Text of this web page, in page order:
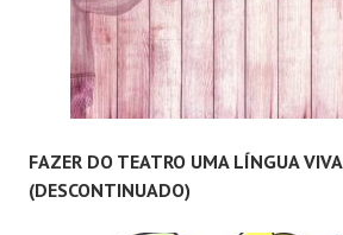
FAZER DO TEATRO UMA LÍNGUA VIVA
(DESCONTINUADO)